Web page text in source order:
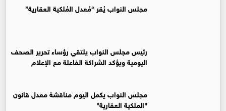
مجلس النواب يُقر “مُعدل المُلكية العقارية”
رئيس مجلس النواب يلتقي رؤساء تحرير الصحف
اليومية ويؤكد الشراكة الفاعلة مع الإعلام
مجلس النواب يكمل اليوم مناقشة معدل قانون
"الملكية العقارية"